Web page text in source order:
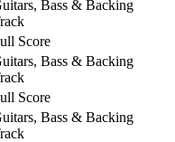
Bass & Backing
Score
Bass & Backing
Score
Bass & Backing